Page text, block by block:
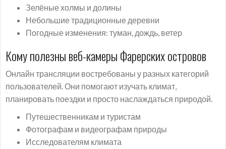
Зелёные холмы и долины
Небольшие традиционные деревни
Погодные изменения: туман, дождь, ветер
Кому полезны веб-камеры Фарерских островов
Онлайн трансляции востребованы у разных категорий
пользователей. Они помогают изучать климат,
планировать поездки и просто наслаждаться природой.
Путешественникам и туристам
Фотографам и видеографам природы
Исследователям климата